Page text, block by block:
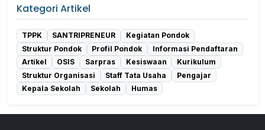
Kategori Artikel
TPPK SANTRIPRENEUR
Kegiatan Pondok
Struktur Pondok
Profil Pondok
Informasi Pendaftaran
Artikel
OSIS Sarpras Kesiswaan
Kurikulum
Struktur Organisasi
Staff Tata Usaha
Pengajar
Kepala Sekolah
Sekolah Humas